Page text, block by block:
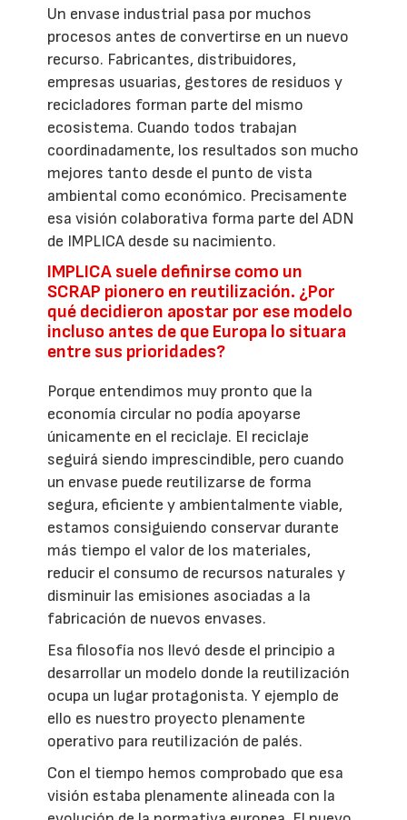
Un envase industrial pasa por muchos
procesos antes de convertirse en un nuevo
recurso. Fabricantes, distribuidores,
empresas usuarias, gestores de residuos y
recicladores forman parte del mismo
ecosistema. Cuando todos trabajan
coordinadamente, los resultados son mucho
mejores tanto desde el punto de vista
ambiental como económico. Precisamente
esa visión colaborativa forma parte del ADN
de IMPLICA desde su nacimiento.
IMPLICA suele definirse como un
SCRAP pionero en reutilización. ¿Por
qué decidieron apostar por ese modelo
incluso antes de que Europa lo situara
entre sus prioridades?
Porque entendimos muy pronto que la
economía circular no podía apoyarse
únicamente en el reciclaje. El reciclaje
seguirá siendo imprescindible, pero cuando
un envase puede reutilizarse de forma
segura, eficiente y ambientalmente viable,
estamos consiguiendo conservar durante
más tiempo el valor de los materiales,
reducir el consumo de recursos naturales y
disminuir las emisiones asociadas a la
fabricación de nuevos envases.
Esa filosofía nos llevó desde el principio a
desarrollar un modelo donde la reutilización
ocupa un lugar protagonista. Y ejemplo de
ello es nuestro proyecto plenamente
operativo para reutilización de palés.
Con el tiempo hemos comprobado que esa
visión estaba plenamente alineada con la